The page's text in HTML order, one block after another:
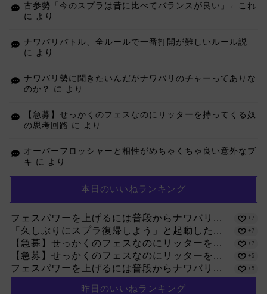
古参勢「今のスプラは昔に比べてバランスが良い」←これ
に
より
ナワバリバトル、全ルールで一番打開が難しいルール説
に
より
ナワバリ勢に聞きたいんだがナワバリのチャーってありな
のか？
に より
【急募】せっかくのフェスなのにリッターを持ってくる奴
の思考回路 に より
オーバーフロッシャーと相性がめちゃくちゃ良い意外なブ
キ に より
本日のいいねランキング
フェスパワーを上げるには普段からナワバリ... +7
「久しぶりにスプラ復帰しよう」と起動した... +7
【急募】せっかくのフェスなのにリッターを... +7
【急募】せっかくのフェスなのにリッターを... +5
フェスパワーを上げるには普段からナワバリ... +5
昨日のいいねランキング